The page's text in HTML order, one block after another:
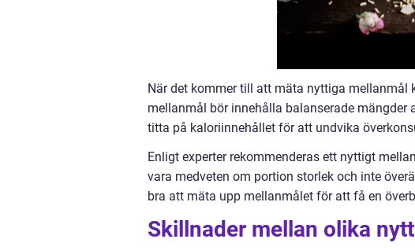
När det kommer till att mäta nyttiga
mellanmål bör innehålla balanserade mängder
titta på kaloriinnehållet för att undvika
Enligt experter rekommenderas ett nyttigt
vara medveten om portion storlek och inte
bra att mäta upp mellanmålet för att få en
Skillnader mellan olika